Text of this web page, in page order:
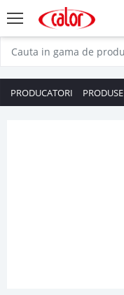
PRODUCATORI PRODUSE